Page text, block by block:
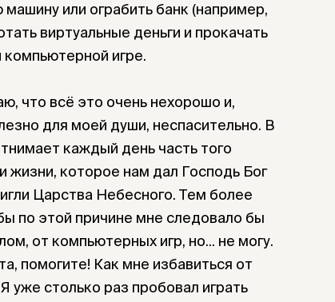
или ограбить банк (например,
виртуальные деньги и прокачать
компьютерной игре.
что всё это очень нехорошо и,
для моей души, неспасительно. В
каждый день часть того
жизни, которое нам дал Господь Бог
Царства Небесного. Тем более
по этой причине мне следовало бы
от компьютерных игр, но... не могу.
помогите! Как мне избавиться от
уже столько раз пробовал играть